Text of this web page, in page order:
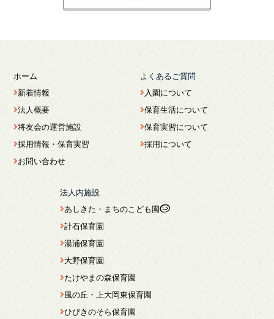
ホーム
新着情報
法人概要
将友会の運営施設
採用情報・保育実習
お問い合わせ
よくあるご質問
入園について
保育生活について
保育実習について
採用について
法人内施設
あしきた・まちのこども園
計石保育園
湯浦保育園
大野保育園
たけやまの森保育園
風の丘・上大岡東保育園
ひびきのそら保育園